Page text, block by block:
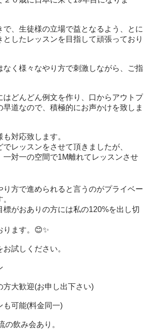
で、生徒様の立場で益となるよう、とに
したレッスンを目指して頑張っており
なく様々なやり方で刺激しながら、ご指
はどんどん例文を作り、口からアウトプ
早道なので、積極的にお声かけを致しま
対応致します。
レッスンをさせて頂きましたが、
一対一の空間で1M離れてレッスンさせ
り方で進められると言うのがプライベー
標がおありの方には私の120%を出し切
ります。😊✨
試しください。
方大歓迎(お申し出下さい)
も可能(料金同一)
の飲み会あり。